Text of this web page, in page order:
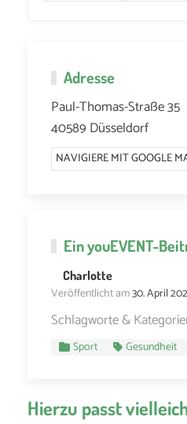
Adresse
Paul-Thomas-Straße 35
40589 Düsseldorf
NAVIGIERE MIT GOOGLE
EinyouEVENT-
Charlotte
Veröffentlicht am30. April
Schlagworte &
Sport Gesundheit
Hierzu passt